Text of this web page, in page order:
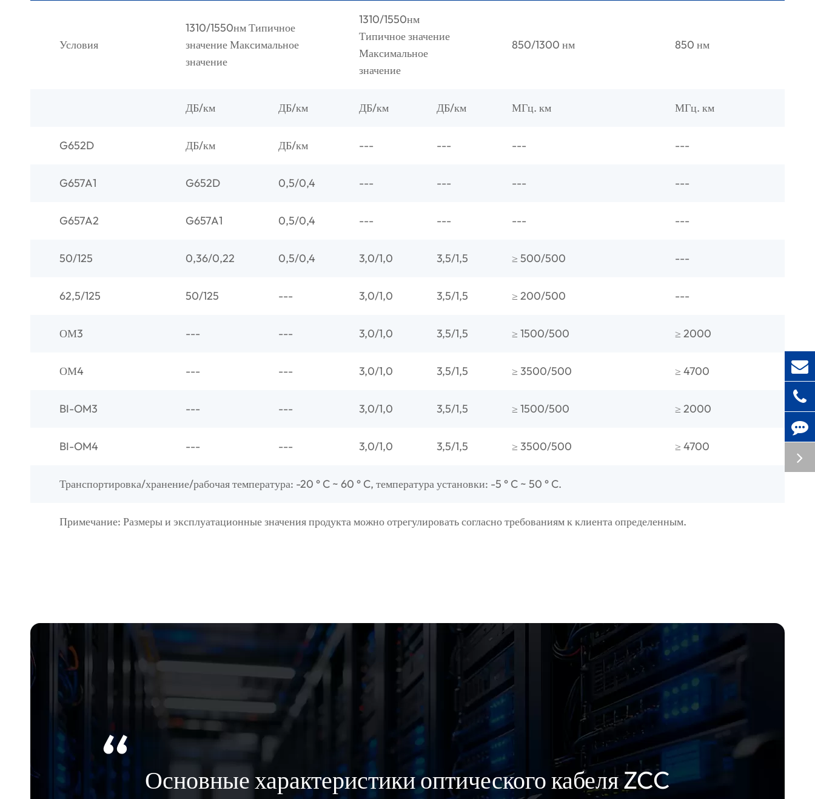
Условия
1310/1550нм Типичное
значение Максимальное
значение
1310/1550нм
Типичное значение
Максимальное
значение
850/1300 нм 850 нм
ДБ/км ДБ/км ДБ/км ДБ/км МГц. км МГц. км
G652D ДБ/км ДБ/км --- --- --- ---
G657A1 G652D 0,5/0,4 --- --- --- ---
G657A2 G657A1 0,5/0,4 --- --- --- ---
50/125 0,36/0,22 0,5/0,4 3,0/1,0 3,5/1,5 ≥ 500/500 ---
62,5/125 50/125 --- 3,0/1,0 3,5/1,5 ≥ 200/500 ---
ОМ3 --- --- 3,0/1,0 3,5/1,5 ≥ 1500/500 ≥ 2000
ОМ4 --- --- 3,0/1,0 3,5/1,5 ≥ 3500/500 ≥ 4700
BI-OM3 --- --- 3,0/1,0 3,5/1,5 ≥ 1500/500 ≥ 2000
BI-OM4 --- --- 3,0/1,0 3,5/1,5 ≥ 3500/500 ≥ 4700
Транспортировка/хранение/рабочая температура: -20 ° C ~ 60 ° C, температура установки: -5 ° C ~ 50 ° C.
Примечание: Размеры и эксплуатационные значения продукта можно отрегулировать согласно требованиям к клиента определенным.
Основные характеристики оптического кабеля ZCC